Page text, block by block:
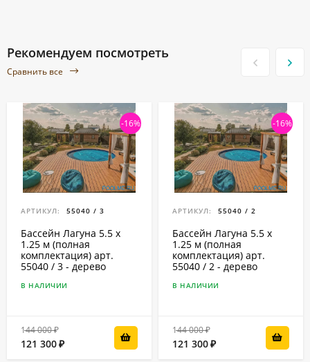
Рекомендуем посмотреть
Сравнить все
-16%
АРТИКУЛ: 55040 / 3
Бассейн Лагуна 5.5 х
1.25 м (полная
комплектация) арт.
55040 / 3 - дерево
В НАЛИЧИИ
144 000 ₽
121 300₽
-16%
АРТИКУЛ: 55040 / 2
Бассейн Лагуна 5.5 х
1.25 м (полная
комплектация) арт.
55040 / 2 - дерево
В НАЛИЧИИ
144 000 ₽
121 300₽